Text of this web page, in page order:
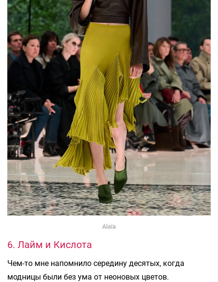
Alaïa
6. Лайм и Кислота
Чем-то мне напомнило середину десятых, когда
модницы были без ума от неоновых цветов.